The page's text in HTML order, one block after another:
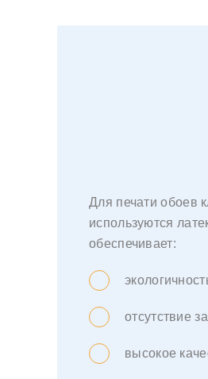
Для печати обоев
используются
обеспечивает:
отсутствие
высокое